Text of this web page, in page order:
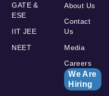
GATE &
ESE
IIT JEE
NEET
About Us
Contact
Us
Media
Careers
We Are
Hiring